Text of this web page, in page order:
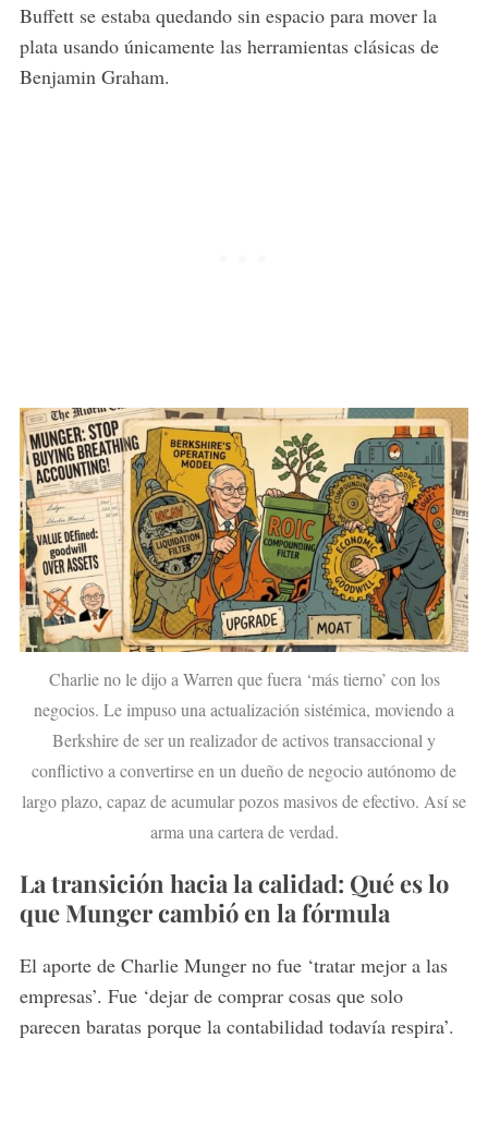
Buffett se estaba quedando sin espacio para mover la
plata usando únicamente las herramientas clásicas de
Benjamin Graham.
Charlie no le dijo a Warren que fuera ‘más tierno’ con los
negocios. Le impuso una actualización sistémica, moviendo a
Berkshire de ser un realizador de activos transaccional y
conflictivo a convertirse en un dueño de negocio autónomo de
largo plazo, capaz de acumular pozos masivos de efectivo. Así se
arma una cartera de verdad.
La transición hacia la calidad: Qué es lo
que Munger cambió en la fórmula
El aporte de Charlie Munger no fue ‘tratar mejor a las
empresas’. Fue ‘dejar de comprar cosas que solo
parecen baratas porque la contabilidad todavía respira’.